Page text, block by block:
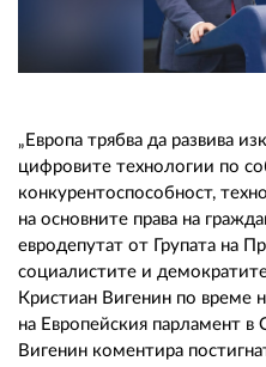
„Европа трябва да развива
цифровите технологии по
конкурентоспособност,
на основните права на
евродепутат от Групата на
социалистите и
Кристиан Вигенин по време
на Европейския парламент в
Вигенин коментира